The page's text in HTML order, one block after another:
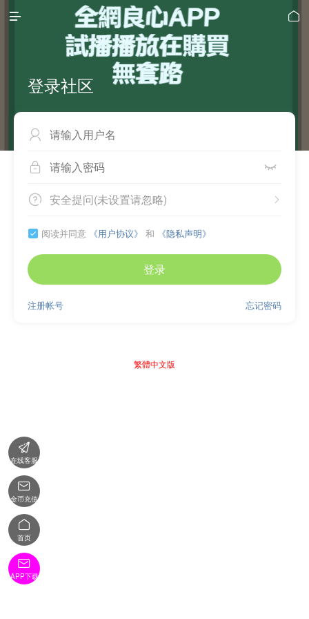
 
登录社区

 
 
安全提问(未设置请忽略)
 阅读并同意 《用户协议》 和 《隐私声明》
登录
忘记密码
注册帐号
繁體中文版

在线客服

金币充值

首页

APP下载